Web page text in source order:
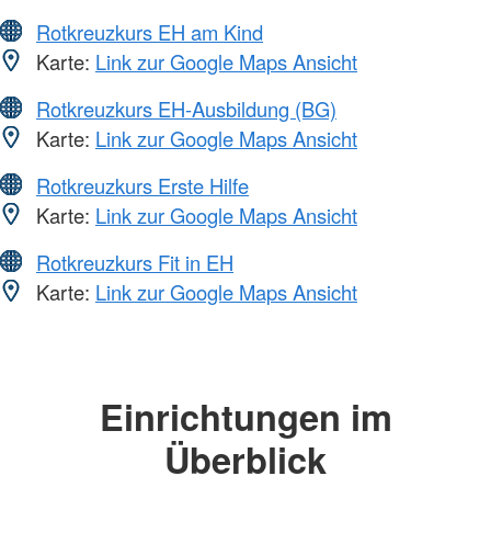
Rotkreuzkurs EH am Kind
Karte: Link zur Google Maps Ansicht
Rotkreuzkurs EH-Ausbildung (BG)
Karte: Link zur Google Maps Ansicht
Rotkreuzkurs Erste Hilfe
Karte: Link zur Google Maps Ansicht
Rotkreuzkurs Fit in EH
Karte: Link zur Google Maps Ansicht
Einrichtungen im
Überblick